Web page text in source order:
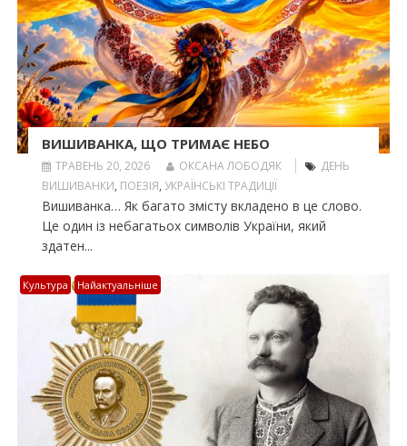
ВИШИВАНКА, ЩО ТРИМАЄ НЕБО
ТРАВЕНЬ 20, 2026 ОКСАНА ЛОБОДЯК
ДЕНЬ
ВИШИВАНКИ, ПОЕЗІЯ, УКРАЇНСЬКІ ТРАДИЦІЇ
Вишиванка… Як багато змісту вкладено в це слово.
Це один із небагатьох символів України, який
здатен...
Культура Найактуальніше